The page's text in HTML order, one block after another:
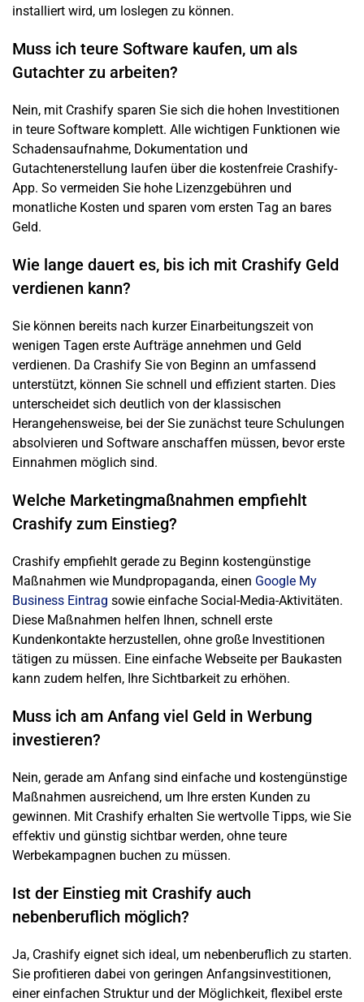
installiert wird, um loslegen zu können.
Muss ich teure Software kaufen, um als
Gutachter zu arbeiten?
Nein, mit Crashify sparen Sie sich die hohen Investitionen
in teure Software komplett. Alle wichtigen Funktionen wie
Schadensaufnahme, Dokumentation und
Gutachtenerstellung laufen über die kostenfreie Crashify-
App. So vermeiden Sie hohe Lizenzgebühren und
monatliche Kosten und sparen vom ersten Tag an bares
Geld.
Wie lange dauert es, bis ich mit Crashify Geld
verdienen kann?
Sie können bereits nach kurzer Einarbeitungszeit von
wenigen Tagen erste Aufträge annehmen und Geld
verdienen. Da Crashify Sie von Beginn an umfassend
unterstützt, können Sie schnell und effizient starten. Dies
unterscheidet sich deutlich von der klassischen
Herangehensweise, bei der Sie zunächst teure Schulungen
absolvieren und Software anschaffen müssen, bevor erste
Einnahmen möglich sind.
Welche Marketingmaßnahmen empfiehlt
Crashify zum Einstieg?
Crashify empfiehlt gerade zu Beginn kostengünstige
Maßnahmen wie Mundpropaganda, einen Google My
Business Eintrag sowie einfache Social-Media-Aktivitäten.
Diese Maßnahmen helfen Ihnen, schnell erste
Kundenkontakte herzustellen, ohne große Investitionen
tätigen zu müssen. Eine einfache Webseite per Baukasten
kann zudem helfen, Ihre Sichtbarkeit zu erhöhen.
Muss ich am Anfang viel Geld in Werbung
investieren?
Nein, gerade am Anfang sind einfache und kostengünstige
Maßnahmen ausreichend, um Ihre ersten Kunden zu
gewinnen. Mit Crashify erhalten Sie wertvolle Tipps, wie Sie
effektiv und günstig sichtbar werden, ohne teure
Werbekampagnen buchen zu müssen.
Ist der Einstieg mit Crashify auch
nebenberuflich möglich?
Ja, Crashify eignet sich ideal, um nebenberuflich zu starten.
Sie profitieren dabei von geringen Anfangsinvestitionen,
einer einfachen Struktur und der Möglichkeit, flexibel erste